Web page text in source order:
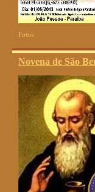
Fotos
Novena de São